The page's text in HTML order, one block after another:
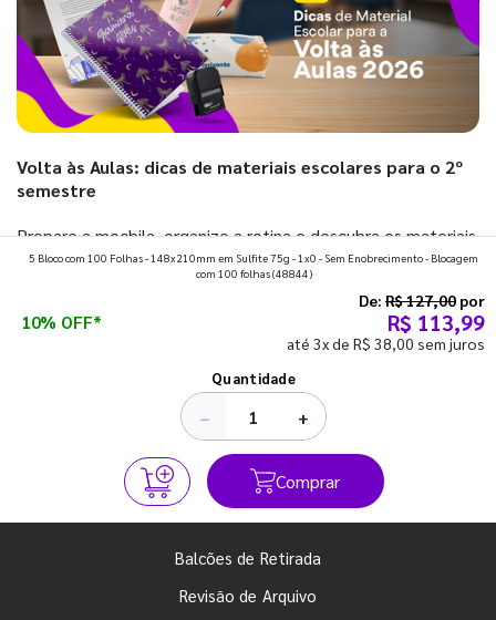
Volta às Aulas: dicas de materiais escolares para o 2º
semestre
Prepare a mochila, organize a rotina e descubra os materiais
que fazem toda diferença para começar o segundo
5 Bloco com 100 Folhas - 148x210mm em Sulfite 75g - 1x0 - Sem Enobrecimento - Blocagem
com 100 folhas(48844)
10% OFF*
De: R$ 127,00 por
R$ 113,99
até 3x de R$ 38,00 sem juros
Quantidade
− +
Comprar
Balcões de Retirada
Revisão de Arquivo